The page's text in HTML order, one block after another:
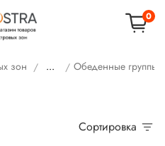
0
зон ... Обеденные группы
Сортировка